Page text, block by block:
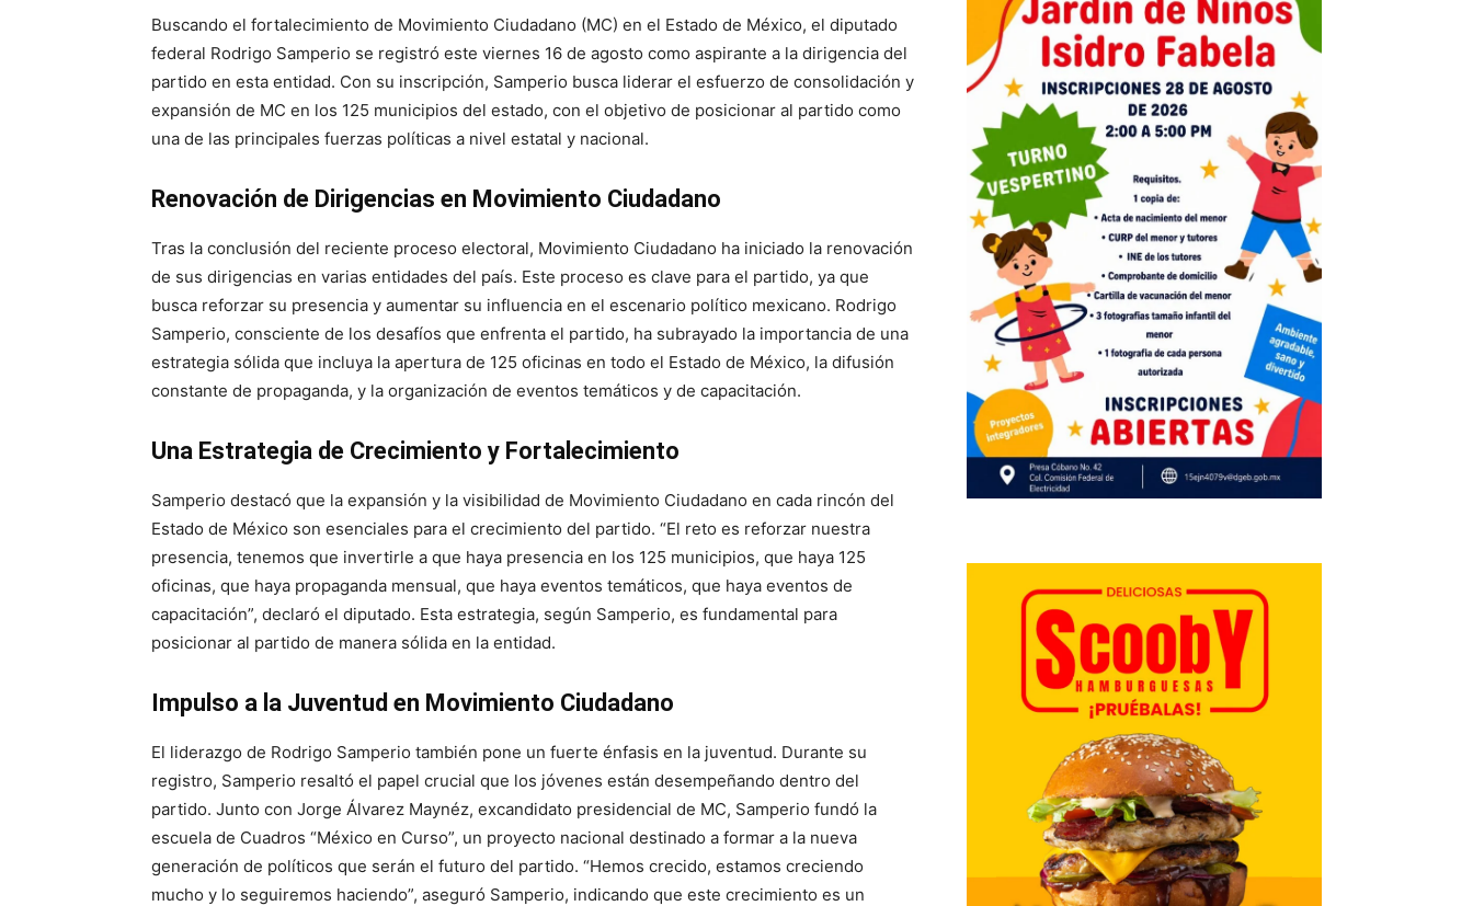
Buscando el fortalecimiento de Movimiento Ciudadano (MC) en el Estado de México, el diputado
federal Rodrigo Samperio se registró este viernes 16 de agosto como aspirante a la dirigencia del
partido en esta entidad. Con su inscripción, Samperio busca liderar el esfuerzo de consolidación y
expansión de MC en los 125 municipios del estado, con el objetivo de posicionar al partido como
una de las principales fuerzas políticas a nivel estatal y nacional.
Renovación de Dirigencias en Movimiento Ciudadano
Tras la conclusión del reciente proceso electoral, Movimiento Ciudadano ha iniciado la renovación
de sus dirigencias en varias entidades del país. Este proceso es clave para el partido, ya que
busca reforzar su presencia y aumentar su influencia en el escenario político mexicano. Rodrigo
Samperio, consciente de los desafíos que enfrenta el partido, ha subrayado la importancia de una
estrategia sólida que incluya la apertura de 125 oficinas en todo el Estado de México, la difusión
constante de propaganda, y la organización de eventos temáticos y de capacitación.
Una Estrategia de Crecimiento y Fortalecimiento
Samperio destacó que la expansión y la visibilidad de Movimiento Ciudadano en cada rincón del
Estado de México son esenciales para el crecimiento del partido. “El reto es reforzar nuestra
presencia, tenemos que invertirle a que haya presencia en los 125 municipios, que haya 125
oficinas, que haya propaganda mensual, que haya eventos temáticos, que haya eventos de
capacitación”, declaró el diputado. Esta estrategia, según Samperio, es fundamental para
posicionar al partido de manera sólida en la entidad.
Impulso a la Juventud en Movimiento Ciudadano
El liderazgo de Rodrigo Samperio también pone un fuerte énfasis en la juventud. Durante su
registro, Samperio resaltó el papel crucial que los jóvenes están desempeñando dentro del
partido. Junto con Jorge Álvarez Maynéz, excandidato presidencial de MC, Samperio fundó la
escuela de Cuadros “México en Curso”, un proyecto nacional destinado a formar a la nueva
generación de políticos que serán el futuro del partido. “Hemos crecido, estamos creciendo
mucho y lo seguiremos haciendo”, aseguró Samperio, indicando que este crecimiento es un